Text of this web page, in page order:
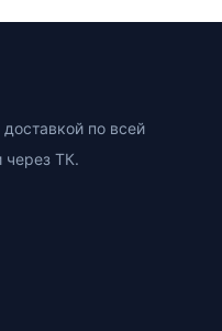
по всей
через ТК.